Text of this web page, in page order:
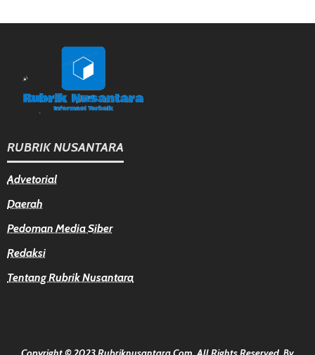
RUBRIK NUSANTARA
Advetorial
Daerah
Pedoman Media Siber
Redaksi
Tentang Rubrik Nusantara